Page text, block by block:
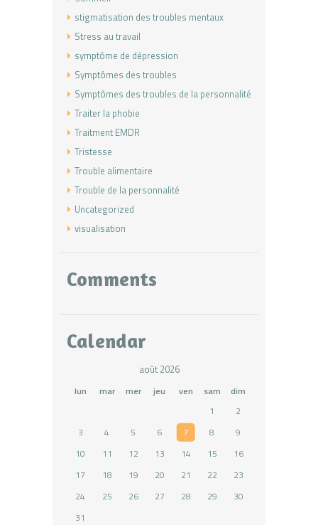
stigmatisation des troubles mentaux
Stress au travail
symptôme de dépression
Symptômes des troubles
Symptômes des troubles de la personnalité
Traiter la phobie
Traitment EMDR
Tristesse
Trouble alimentaire
Trouble de la personnalité
Uncategorized
visualisation
Comments
Calendar
août 2026
lun mar mer jeu ven sam
dim
1
2
3
4 5 6 7 8
9
10
11 12 13 14 15
16
17
18 19 20 21 22
23
24
25 26 27 28 29
30
31